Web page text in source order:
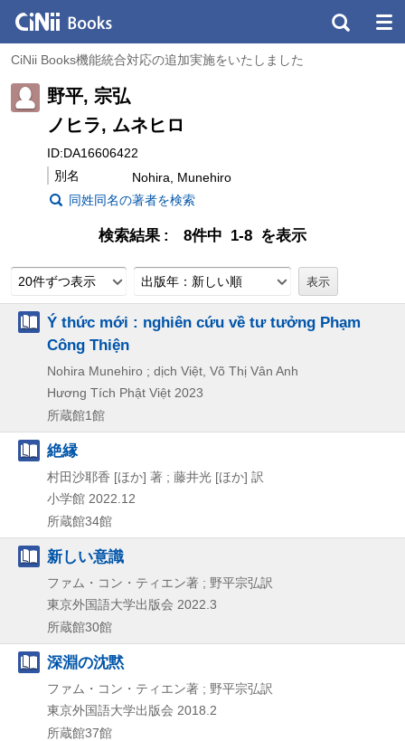
CiNii Books機能統合対応の追加実施をいたしました
野平, 宗弘
ノヒラ, ムネヒロ
ID:DA16606422
別名
Nohira, Munehiro
同姓同名の著者を検索
検索結果 8件中 1-8 を表示
20件ずつ表示 出版年：新しい順
Ý thức mới : nghiên cứu về tư tưởng Phạm
Công Thiện
Nohira Munehiro ; dịch Việt, Võ Thị Vân Anh
Hương Tích Phật Việt 2023
所蔵館1館
絶縁
村田沙耶香 [ほか] 著 ; 藤井光 [ほか] 訳
小学館 2022.12
所蔵館34館
新しい意識
ファム・コン・ティエン著 ; 野平宗弘訳
東京外国語大学出版会 2022.3
所蔵館30館
深淵の沈黙
ファム・コン・ティエン著 ; 野平宗弘訳
東京外国語大学出版会 2018.2
所蔵館37館